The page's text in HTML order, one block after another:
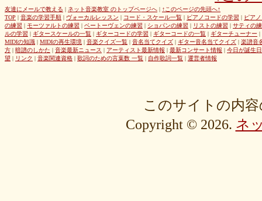
友達にメールで教える | ネット音楽教室 のトップページへ | ↑このページの先頭へ↑
TOP | 音楽の学習手順 | ヴォーカルレッスン | コード・スケール一覧 | ピアノコードの学習 | ピア
の練習 | モーツァルトの練習 | ベートーヴェンの練習 | ショパンの練習 | リストの練習 | サティの
ルの学習 | ギタースケールの一覧 | ギターコードの学習 | ギターコードの一覧 | ギターチューナー |
MIDIの知識 | MIDIの再生環境 | 音楽クイズ一覧 | 音名当てクイズ | ギター音名当てクイズ | 楽譜音
方 | 暗譜のしかた | 音楽最新ニュース | アーティスト最新情報 | 最新コンサート情報 | 今日が誕生
望 | リンク | 音楽関連資格 | 歌詞のための言葉数 一覧 | 自作歌詞一覧 | 運営者情報
このサイトの内
Copyright © 2026. ネ